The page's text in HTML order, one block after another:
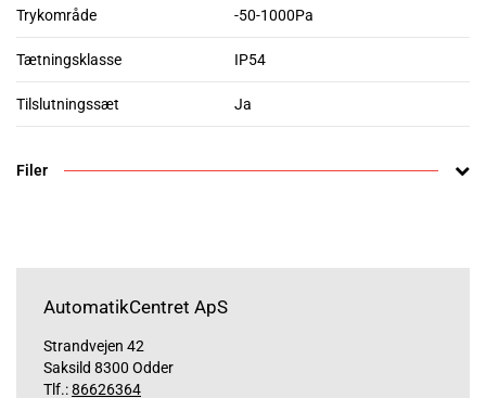
Trykområde -50-1000Pa
Tætningsklasse IP54
Tilslutningssæt Ja
Filer
AutomatikCentret ApS
Strandvejen 42
Saksild 8300 Odder
Tlf.:86626364